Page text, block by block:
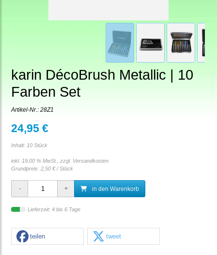
karin DécoBrush Metallic | 10
Farben Set
Artikel-Nr.: 28Z1
24,95 €
Inhalt: 10 Stück
inkl. 19,00 % MwSt., zzgl. Versandkosten
Grundpreis: 2,50 € / Stück
in den Warenkorb
Lieferzeit: 4 bis 6 Tage
teilen tweet